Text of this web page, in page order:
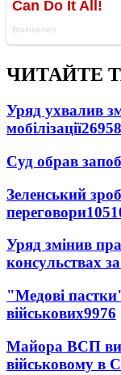
ЧИТАЙТЕ
Уряд ухвалив
мобілізації26958
Суд обрав
Зеленський
переговори
Уряд змінив
консульствах
"Медові
військових9976
Майора ВСП
військовому в